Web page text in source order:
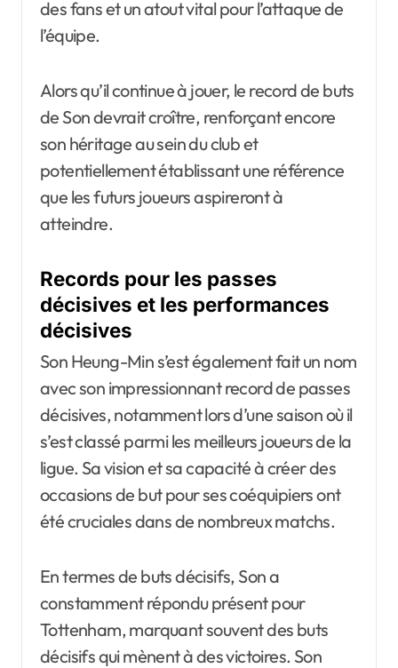
des fans et un atout vital pour l’attaque de
l’équipe.
Alors qu’il continue à jouer, le record de buts
de Son devrait croître, renforçant encore
son héritage au sein du club et
potentiellement établissant une référence
que les futurs joueurs aspireront à
atteindre.
Records pour les passes
décisives et les performances
décisives
Son Heung-Min s’est également fait un nom
avec son impressionnant record de passes
décisives, notamment lors d’une saison où il
s’est classé parmi les meilleurs joueurs de la
ligue. Sa vision et sa capacité à créer des
occasions de but pour ses coéquipiers ont
été cruciales dans de nombreux matchs.
En termes de buts décisifs, Son a
constamment répondu présent pour
Tottenham, marquant souvent des buts
décisifs qui mènent à des victoires. Son